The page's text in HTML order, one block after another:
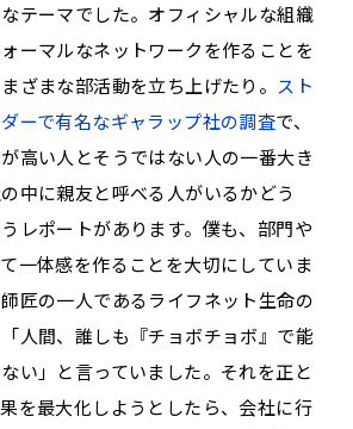
テーマでした。オフィシャルな組織
ーマルなネットワークを作ることを
ざまな部活動を立ち上げたり。 スト
ーで有名なギャラップ社の調査で、
が高い人とそうではない人の一番大き
中に親友と呼べる人がいるかどう
レポートがあります。僕も、部門や
一体感を作ることを大切にしていま
匠の一人であるライフネット生命の
人間、誰しも『チョボチョボ』で能
い」と言っていました。それを正と
を最大化しようとしたら、会社に行